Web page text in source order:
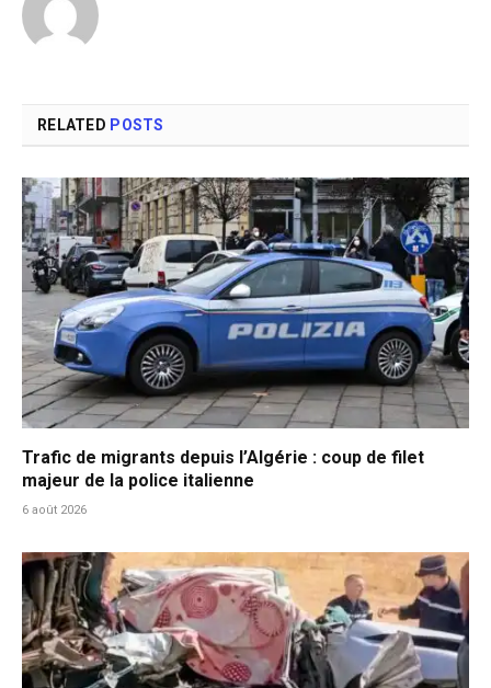
RELATED POSTS
Trafic de migrants depuis l’Algérie : coup de filet
majeur de la police italienne
6 août 2026